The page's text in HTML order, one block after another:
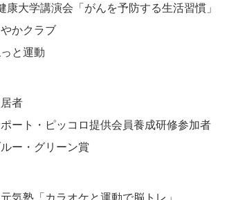
康大学講演会「がんを予防する生活習慣」
かクラブ
と運動
者
ート・ピッコロ提供会員養成研修参加者
ー・グリーン賞
気塾「カラオケと運動で脳トレ」